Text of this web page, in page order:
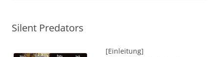
Silent Predators
[Einleitung]